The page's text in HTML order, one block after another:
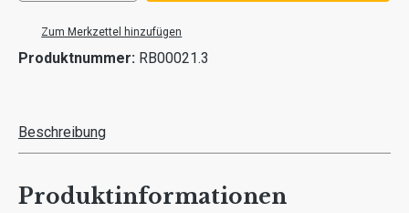
Zum Merkzettel hinzufügen
Produktnummer: RB00021.3
Beschreibung
Produktinformationen